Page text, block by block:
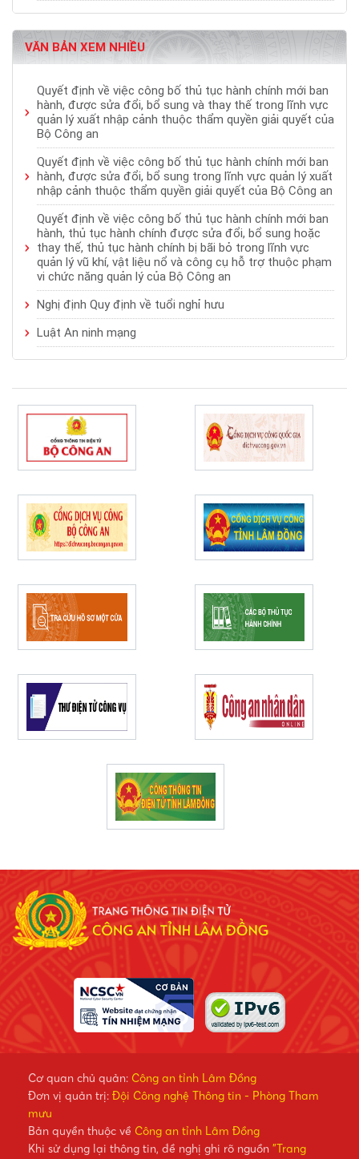
VĂN BẢN XEM NHIỀU
Quyết định về việc công bố thủ tục hành chính mới ban
hành, được sửa đổi, bổ sung và thay thế trong lĩnh vực
quản lý xuất nhập cảnh thuộc thẩm quyền giải quyết của
Bộ Công an
Quyết định về việc công bố thủ tục hành chính mới ban
hành, được sửa đổi, bổ sung trong lĩnh vực quản lý xuất
nhập cảnh thuộc thẩm quyền giải quyết của Bộ Công an
Quyết định về việc công bố thủ tục hành chính mới ban
hành, thủ tục hành chính được sửa đổi, bổ sung hoặc
thay thế, thủ tục hành chính bị bãi bỏ trong lĩnh vực
quản lý vũ khí, vật liệu nổ và công cụ hỗ trợ thuộc phạm
vi chức năng quản lý của Bộ Công an
Nghị định Quy định về tuổi nghỉ hưu
Luật An ninh mạng
Cơ quan chủ quản: Công an tỉnh Lâm Đồng
Đơn vị quản trị: Đội Công nghệ Thông tin - Phòng Tham
mưu
Bản quyền thuộc về Công an tỉnh Lâm Đồng
Khi sử dụng lại thông tin, đề nghị ghi rõ nguồn "Trang